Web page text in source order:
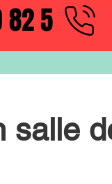
82 5
salle